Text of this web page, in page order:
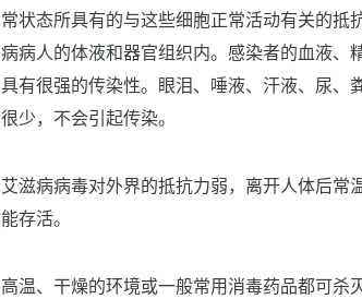
常状态所具有的与这些细胞正常活动有关的
病病人的体液和器官组织内。感染者的血液、
具有很强的传染性。眼泪、唾液、汗液、尿、
很少，不会引起传染。
艾滋病病毒对外界的抵抗力弱，离开人体后
能存活。
高温、干燥的环境或一般常用消毒药品都可杀